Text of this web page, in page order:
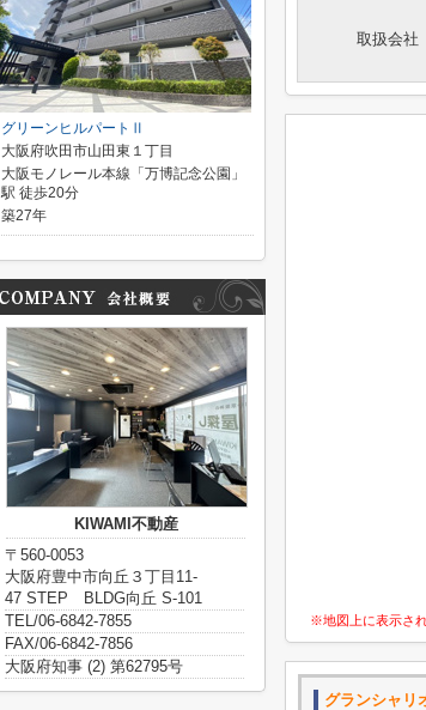
取扱会社
※地図上に表示さ
グランシャリ
グリーンヒルパートⅡ
大阪府吹田市山田東１丁目
大阪モノレール本線「万博記念公園」
駅 徒歩20分
築27年
KIWAMI不動産
〒560-0053
大阪府豊中市向丘３丁目11-
47 STEP BLDG向丘 S-101
TEL/06-6842-7855
FAX/06-6842-7856
大阪府知事 (2) 第62795号